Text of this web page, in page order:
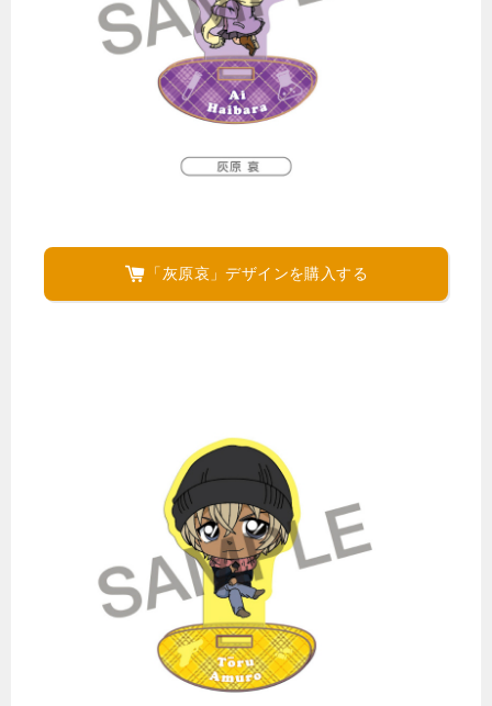
「灰原哀」デザインを購入する